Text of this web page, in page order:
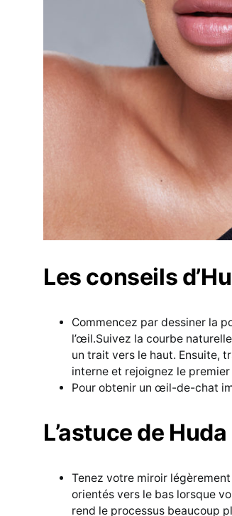
Les conseils
Commencez par dessiner la
l’œil.Suivez la courbe
un trait vers le haut. Ensuite,
interne et rejoignez le
Pour obtenir un œil-de-chat
L’astuce de Huda
Tenez votre miroir
orientés vers le bas lorsque
rend le processus beaucoup